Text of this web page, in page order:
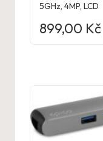
5GHz, 4MP, LCD
899,00 Kč